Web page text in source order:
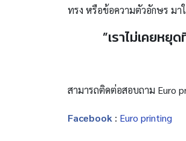
ทรง หรือข้อความตัวอักษร ม
”เราไม่เคยห
สามารถติดต่อสอบถาม Euro
Facebook : Euro printing